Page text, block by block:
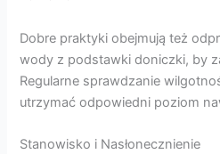
Dobre praktyki obejmują też
wody z podstawki doniczki, by
Regularne sprawdzanie
utrzymać odpowiedni poziom
Stanowisko i Nasłonecznienie